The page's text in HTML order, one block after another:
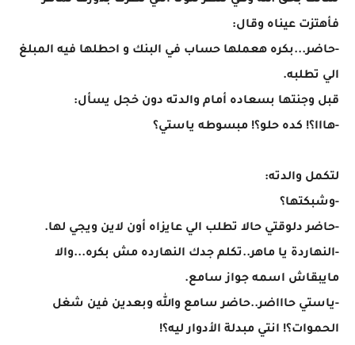
فأهتزت عيناه وقال:
-حاضر...بكره هعملها حساب في البنك و احطلها فيه المبلغ
الي تطلبه.
قبل وجنتها بسعاده أمام والدته دون خجل يسأل:
-هااا؟! كده حلو؟! مبسوطه ياستي؟
لتكمل والدته:
-وشبكتها؟
-حاضر دلوقتي حالا تطلب الي عايزاه أون لاين ويجي لها.
-النهاردة يا ماهر..تكلم جدك النهارده مش بكره...والا
مايبقاش اسمه جواز سامع.
-ياستي حاااضر..حاضر سامع والله وبعدين فين شغل
الحموات؟! انتي مبدلة الأدوار ليه؟!